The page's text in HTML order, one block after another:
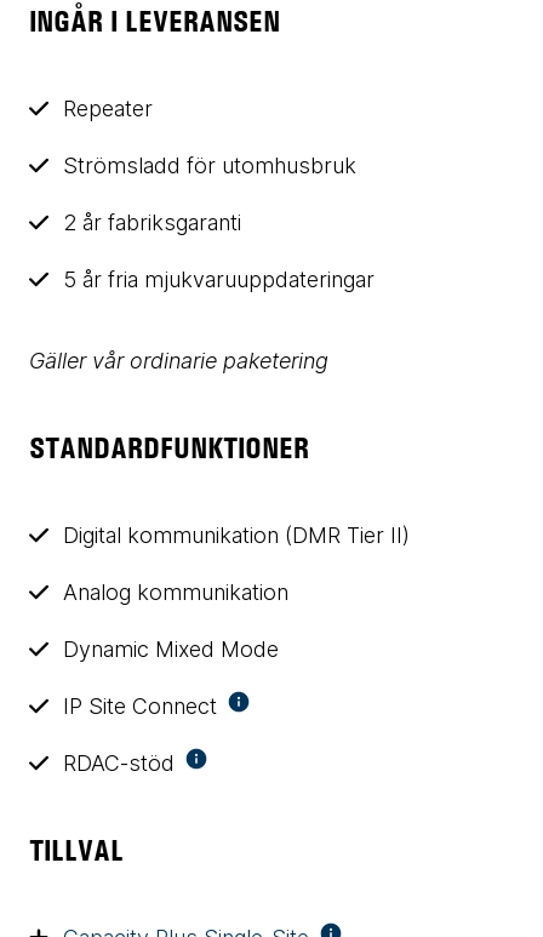
INGÅR I LEVERANSEN
Repeater
Strömsladd för utomhusbruk
2 år fabriksgaranti
5 år fria mjukvaruuppdateringar
Gäller vår ordinarie paketering
STANDARDFUNKTIONER
Digital kommunikation (DMR Tier II)
Analog kommunikation
Dynamic Mixed Mode
IP Site Connect
RDAC-stöd
TILLVAL